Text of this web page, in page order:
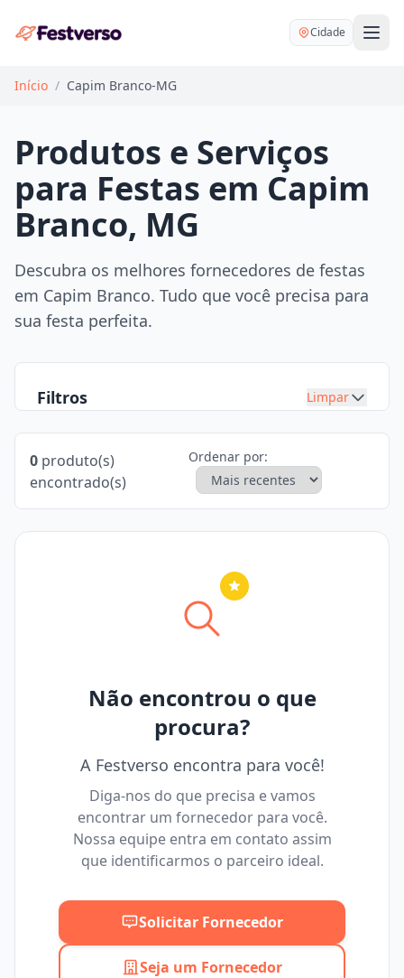
Cidade
Balões delivery
Decoração personalizada
Pegue e Monte
Festa na mesa
Mesas e cadeiras
Buffet
DJ
Início / Capim Branco-MG
Produtos e Serviços
para Festas em Capim
Branco, MG
Descubra os melhores fornecedores de festas
em Capim Branco. Tudo que você precisa para
sua festa perfeita.
Filtros Limpar
Máximo
0 produto(s)
encontrado(s)
Ordenar por:
Não encontrou o que
procura?
A Festverso encontra para você!
Diga-nos do que precisa e vamos
encontrar um fornecedor para você.
Nossa equipe entra em contato assim
que identificarmos o parceiro ideal.
Solicitar Fornecedor
Seja um Fornecedor